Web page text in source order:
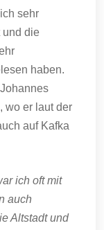
sehr
und die
haben.
wo er laut der
auf Kafka
ich oft mit
auch
Altstadt und